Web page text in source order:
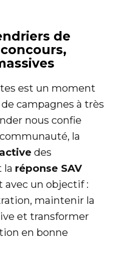
de
est un moment
campagnes à très
nous confie
la
des
la réponse SAV
avec un objectif :
maintenir la
et transformer
en bonne